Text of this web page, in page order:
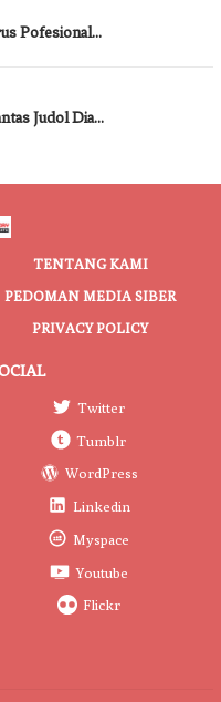
Pofesional…
Judol Dia…
TENTANG KAMI
PEDOMAN MEDIA SIBER
PRIVACY POLICY
Twitter
Tumblr
WordPress
Linkedin
Myspace
Youtube
Flickr